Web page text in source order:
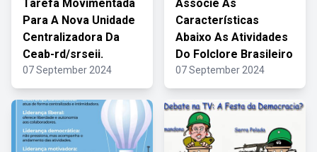
Tarefa Movimentada
Para A Nova Unidade
Centralizadora Da
Ceab-rd/srseii.
07 September 2024
Associe As
Características
Abaixo As Atividades
Do Folclore Brasileiro
07 September 2024